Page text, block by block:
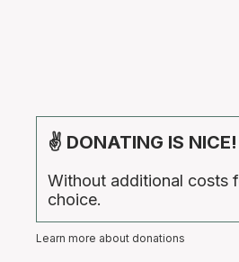
✌ DONATING IS NICE!
Without additional costs
choice.
Learn more about donations